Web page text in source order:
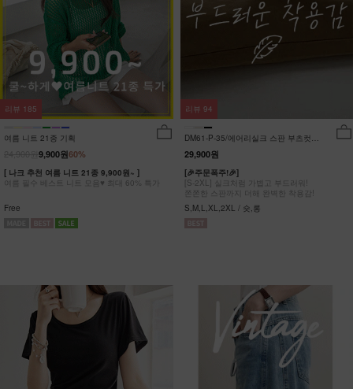
여름 니트 21종 기획
60%
9,900원
[ 나크 추천 여름 니트 21종 9,900원~ ]
여름 필수 베스트 니트 모음♥ 최대 60% 특가
Free
리뷰 185
DM61-P-35/에어리실크 스판 부츠컷팬
츠_DY
29,900원
[🎉주문폭주!🎉]
[S-2XL] 실크처럼 가볍고 부드러워!
쫀쫀한 스판까지 더해 완벽한 착용감!
S,M,L,XL,2XL / 숏,롱
리뷰 94